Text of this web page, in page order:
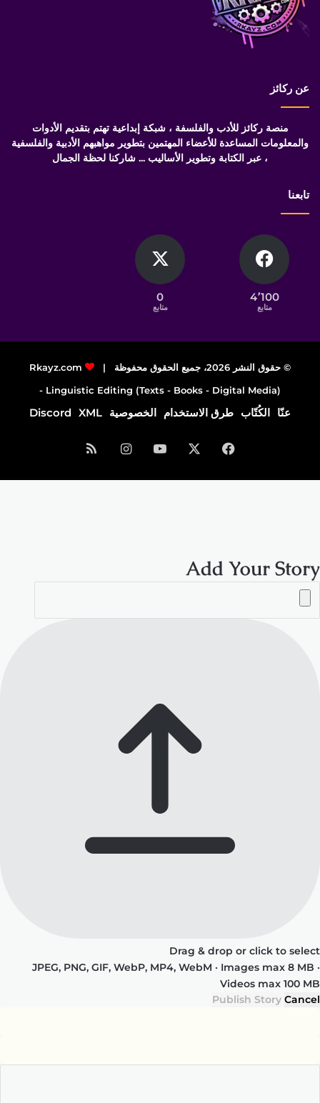
عن ركائز
منصة ركائز للأدب والفلسفة ، شبكة إبداعية تهتم بتقديم الأدوات
والمعلومات المساعدة للأعضاء المهتمين بتطوير مواهبهم الأدبية والفلسفية
، عبر الكتابة وتطوير الأساليب ... شاركنا لحظة الجمال
تابعنا
4٬100
متابع
0
متابع
© حقوق النشر 2026، جميع الحقوق محفوظة |
Rkayz.com
Linguistic Editing (Texts - Books - Digital Media) -
عنّا الكُتّاب طرق الاستخدام الخصوصية XML
Discord
فيسبوك ‫YouTubeانستقرامملخص
الموقع
Add Your Story
Drag & drop or click to select
JPEG, PNG, GIF, WebP, MP4, WebM · Images max 8 MB ·
Videos max 100 MB
Cancel
Publish Story